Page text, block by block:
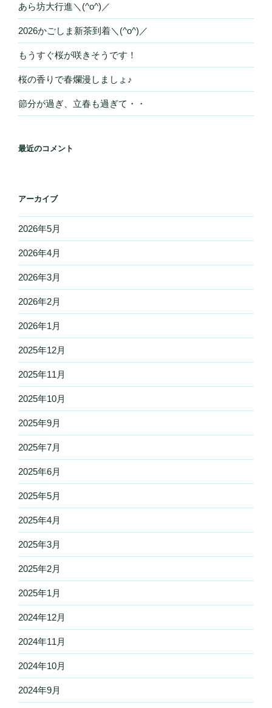
あら坊大行進＼(^o^)／
2026かごしま新茶到着＼(^o^)／
もうすぐ桜が咲きそうです！
桜の香りで春爛漫しましょ♪
節分が過ぎ、立春も過ぎて・・
最近のコメント
アーカイブ
2026年5月
2026年4月
2026年3月
2026年2月
2026年1月
2025年12月
2025年11月
2025年10月
2025年9月
2025年7月
2025年6月
2025年5月
2025年4月
2025年3月
2025年2月
2025年1月
2024年12月
2024年11月
2024年10月
2024年9月